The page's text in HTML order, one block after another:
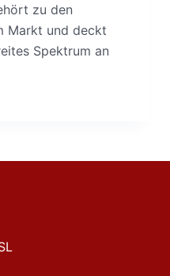
zu den
Markt und deckt
Spektrum an